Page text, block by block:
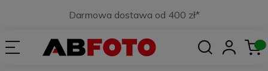
Darmowa dostawa od 400 zł*